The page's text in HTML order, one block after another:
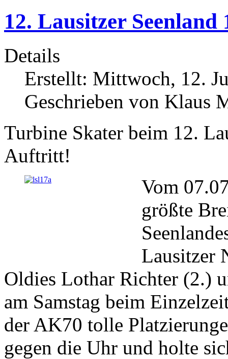
12. Lausitzer Seenland
Details
Erstellt: Mittwoch, 12.
Geschrieben von Klaus
Turbine Skater beim 12.
Auftritt!
Vom
größte
Lausitzer
Oldies Lothar Richter (2.)
am Samstag beim
der AK70 tolle
gegen die Uhr und holte